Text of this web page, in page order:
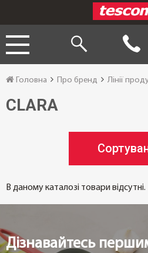
Головна Про бренд Лінії
CLARA
В даному каталозі товари відсутні.
Дізнавайтесь